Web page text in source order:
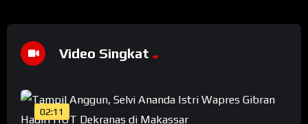
Video Singkat
02:11